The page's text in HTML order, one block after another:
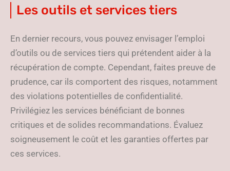
Les outils et services tiers
En dernier recours, vous pouvez envisager l’emploi
d’outils ou de services tiers qui prétendent aider à la
récupération de compte. Cependant, faites preuve de
prudence, car ils comportent des risques, notamment
des violations potentielles de confidentialité.
Privilégiez les services bénéficiant de bonnes
critiques et de solides recommandations. Évaluez
soigneusement le coût et les garanties offertes par
ces services.